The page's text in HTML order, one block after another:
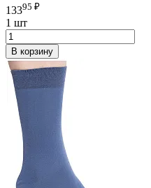
13395 ₽
1 шт
В корзину